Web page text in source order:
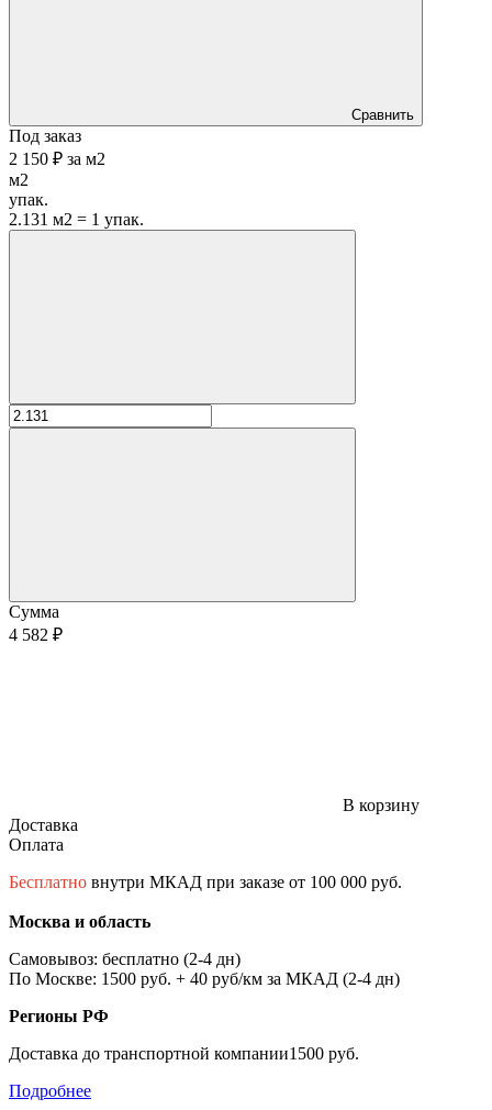
Сравнить
Под заказ
2 150 ₽ за м2
м2
упак.
2.131 м2 = 1 упак.
Сумма
4 582 ₽
В корзину
Доставка
Оплата
Бесплатно внутри МКАД при заказе от 100 000 руб.
Москва и область
Самовывоз: бесплатно (2-4 дн)
По Москве: 1500 руб. + 40 руб/км за МКАД (2-4 дн)
Регионы РФ
Доставка до транспортной компании1500 руб.
Подробнее